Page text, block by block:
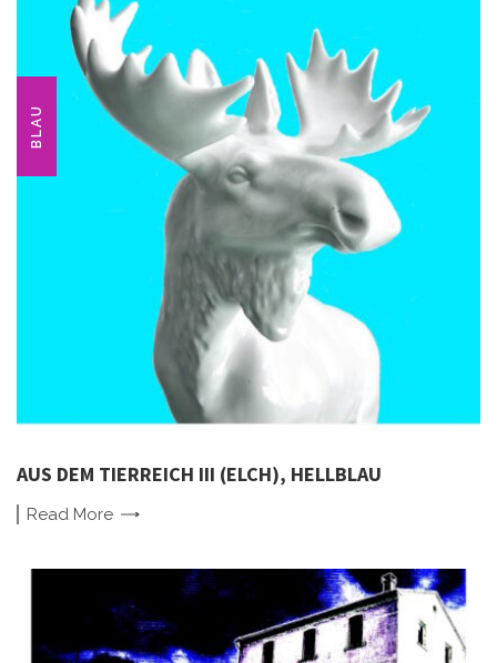
BLAU
AUS DEM TIERREICH III (ELCH), HELLBLAU
Read More